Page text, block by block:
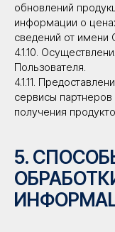
обновлений
информации о
сведений от имени
4.1.10.
Пользователя.
4.1.11.
сервисы
получения
5.